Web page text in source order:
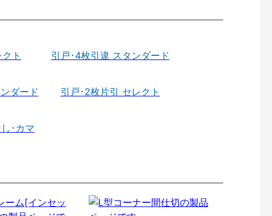
ト 引戸･4枚引違 スタンダード
ダード 引戸･2枚片引 セレクト
･カマ